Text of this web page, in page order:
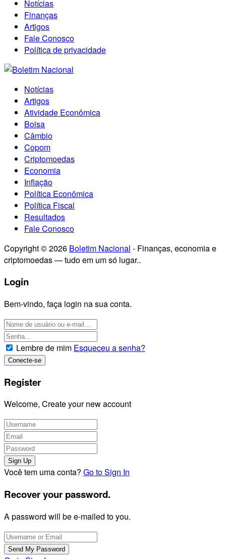
Notícias
Finanças
Artigos
Fale Conosco
Política de privacidade
Notícias
Artigos
Atividade Econômica
Bolsa
Câmbio
Copom
Criptomoedas
Economia
Inflação
Política Econômica
Política Fiscal
Resultados
Fale Conosco
Copyright © 2026 Boletim Nacional - Finanças, economia e
criptomoedas — tudo em um só lugar..
Login
Bem-vindo, faça login na sua conta.
Lembre de mim Esqueceu a senha?
Register
Welcome, Create your new account
Você tem uma conta? Go to Sign In
Recover your password.
A password will be e-mailed to you.